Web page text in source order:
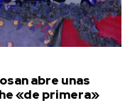
abre unas
«de primera»